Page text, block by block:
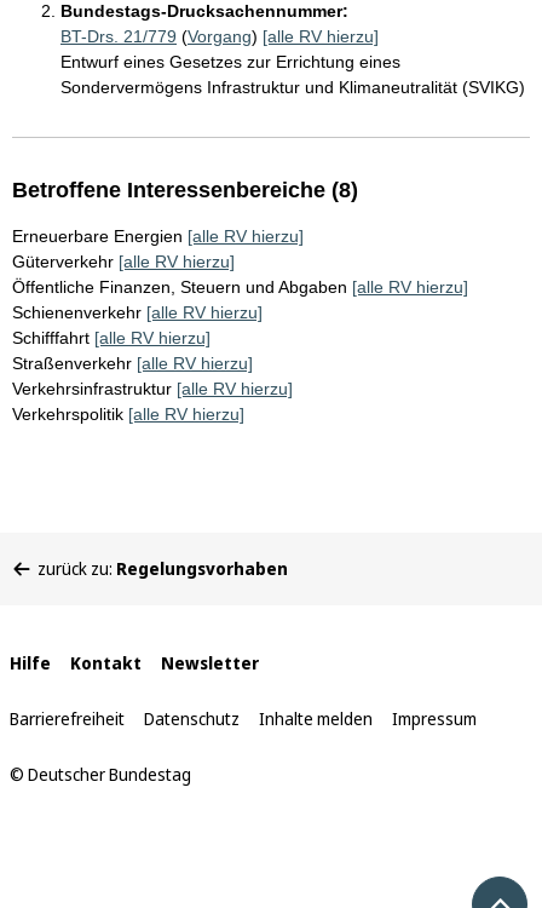
Bundestags-Drucksachennummer:
BT-Drs. 21/779 (Vorgang) [alle RV hierzu]
Entwurf eines Gesetzes zur Errichtung eines
Sondervermögens Infrastruktur und Klimaneutralität (SVIKG)
Betroffene Interessenbereiche (8)
Erneuerbare Energien [alle RV hierzu]
Güterverkehr [alle RV hierzu]
Öffentliche Finanzen, Steuern und Abgaben [alle RV hierzu]
Schienenverkehr [alle RV hierzu]
Schifffahrt [alle RV hierzu]
Straßenverkehr [alle RV hierzu]
Verkehrsinfrastruktur [alle RV hierzu]
Verkehrspolitik [alle RV hierzu]
befinden
zurück zu: Regelungsvorhaben
Interne
Links
Hilfe Kontakt Newsletter
Barrierefreiheit Datenschutz Inhalte melden Impressum
© Deutscher Bundestag